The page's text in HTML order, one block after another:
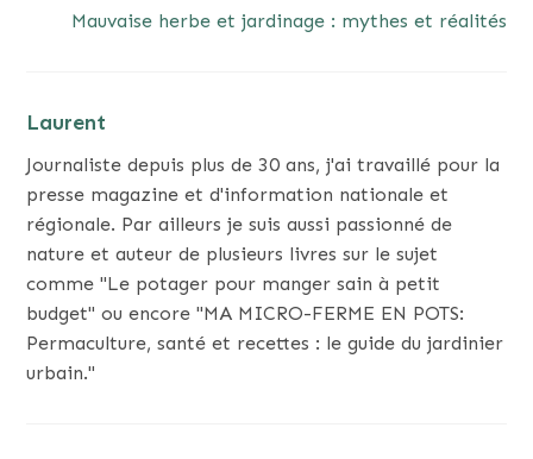
Mauvaise herbe et jardinage : mythes et réalités
Laurent
Journaliste depuis plus de 30 ans, j'ai travaillé pour la
presse magazine et d'information nationale et
régionale. Par ailleurs je suis aussi passionné de
nature et auteur de plusieurs livres sur le sujet
comme "Le potager pour manger sain à petit
budget" ou encore "MA MICRO-FERME EN POTS:
Permaculture, santé et recettes : le guide du jardinier
urbain."